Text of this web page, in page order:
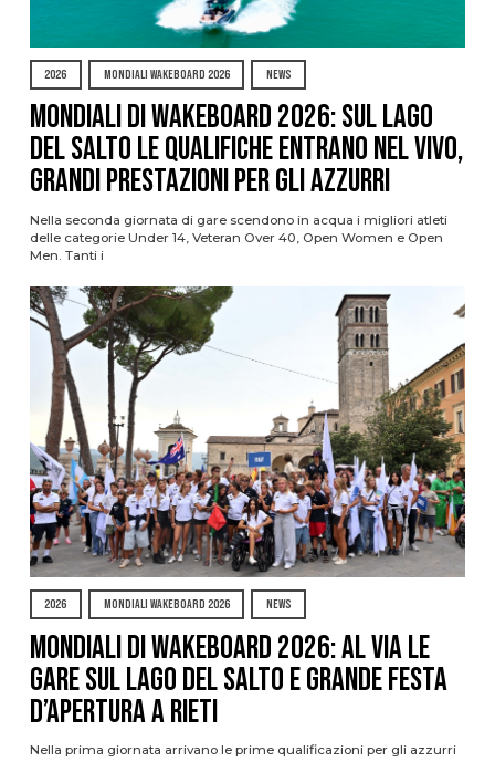
2026 MONDIALI WAKEBOARD 2026 NEWS
Mondiali di Wakeboard 2026: sul Lago
del Salto le qualifiche entrano nel vivo,
grandi prestazioni per gli azzurri
Nella seconda giornata di gare scendono in acqua i migliori atleti
delle categorie Under 14, Veteran Over 40, Open Women e Open
Men. Tanti i
2026 MONDIALI WAKEBOARD 2026 NEWS
Mondiali di Wakeboard 2026: al via le
gare sul Lago del Salto e grande festa
d’apertura a Rieti
Nella prima giornata arrivano le prime qualificazioni per gli azzurri